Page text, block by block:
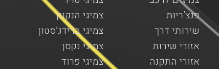
צמיגי הנקוק
צמיגי ברידג’סטון
צמיגי נקסן
צמיגי פרוד
פנצ’ריות
שירותי דרך
אזורי שירות
אזורי התקנה